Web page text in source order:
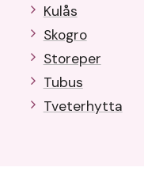
Kulås
Skogro
Storeper
Tubus
Tveterhytta